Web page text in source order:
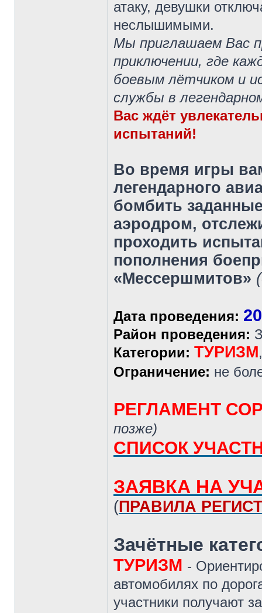
атаку, девушки
неслышимыми.
Мы приглашаем Вас
приключении, где
боевым лётчиком и
службы в
Вас ждёт
испытаний!
Во время игры
легендарного
бомбить
аэродром,
проходить
пополнения
«Мессершмитов»
Дата проведения:
Район проведения:
Категории: ТУРИЗМ
Ограничение: не
РЕГЛАМЕНТ
позже)
СПИСОК
ЗАЯВКА НА
(ПРАВИЛА
Зачётные
ТУРИЗМ -
автомобилях по
участники получают